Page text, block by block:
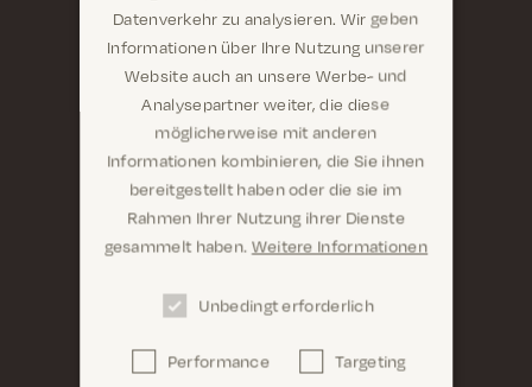
Sind Sie hier richtig? Es sieht so aus, als wären Sie
dabei United States
Confirm
Datenverkehr zu analysieren. Wir geben
Informationen über Ihre Nutzung unserer
Website auch an unsere Werbe- und
Analysepartner weiter, die diese
möglicherweise mit anderen
Informationen kombinieren, die Sie ihnen
bereitgestellt haben oder die sie im
Rahmen Ihrer Nutzung ihrer Dienste
gesammelt haben. Weitere Informationen
Unbedingt erforderlich
Performance Targeting